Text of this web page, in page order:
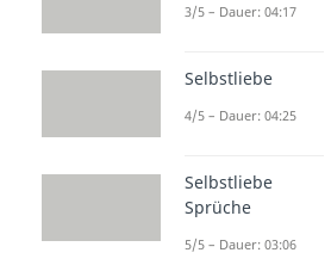
Abgrenzung
Zuneigung /
3/5 – Dauer: 04:17
Selbstliebe
4/5 – Dauer: 04:25
Selbstliebe
Sprüche
5/5 – Dauer: 03:06